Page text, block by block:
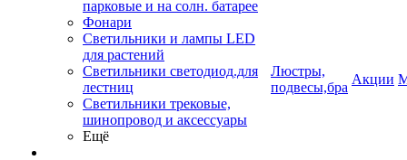
парковые и на солн. батарее
Фонари
Светильники и лампы LED
для растений
Светильники светодиод.для
лестниц
Светильники трековые,
шинопровод и аксессуары
Ещё
Люстры,
подвесы,бра
Акции